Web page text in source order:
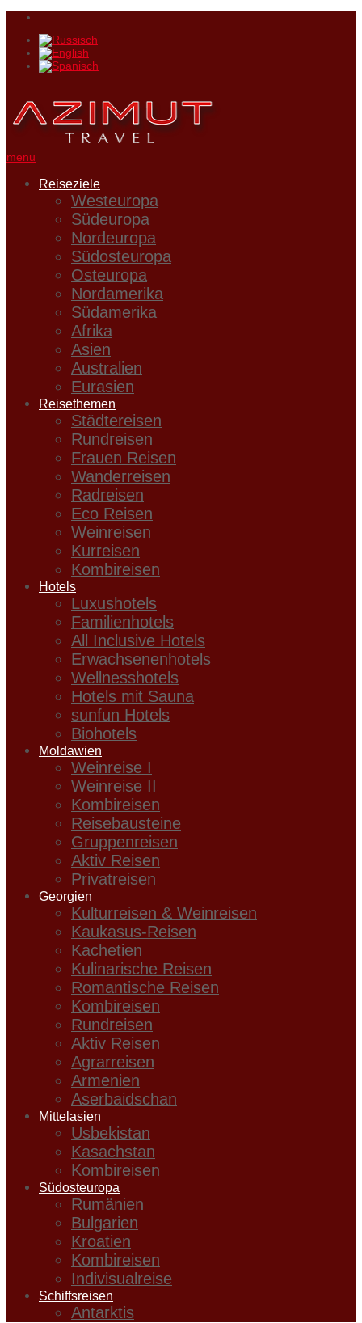
menu
Reiseziele
Westeuropa
Südeuropa
Nordeuropa
Südosteuropa
Osteuropa
Nordamerika
Südamerika
Afrika
Asien
Australien
Eurasien
Reisethemen
Städtereisen
Rundreisen
Frauen Reisen
Wanderreisen
Radreisen
Eco Reisen
Weinreisen
Kurreisen
Kombireisen
Hotels
Luxushotels
Familienhotels
All Inclusive Hotels
Erwachsenenhotels
Wellnesshotels
Hotels mit Sauna
sunfun Hotels
Biohotels
Moldawien
Weinreise I
Weinreise II
Kombireisen
Reisebausteine
Gruppenreisen
Aktiv Reisen
Privatreisen
Georgien
Kulturreisen & Weinreisen
Kaukasus-Reisen
Kachetien
Kulinarische Reisen
Romantische Reisen
Kombireisen
Rundreisen
Aktiv Reisen
Agrarreisen
Armenien
Aserbaidschan
Mittelasien
Usbekistan
Kasachstan
Kombireisen
Südosteuropa
Rumänien
Bulgarien
Kroatien
Kombireisen
Indivisualreise
Schiffsreisen
Antarktis